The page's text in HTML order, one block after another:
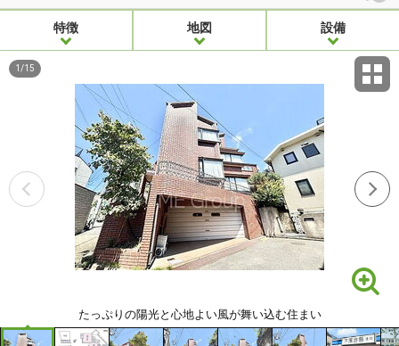
特徴 地図 設備
たっぷりの陽光と心地よい風が舞い込む住まい
1 /15